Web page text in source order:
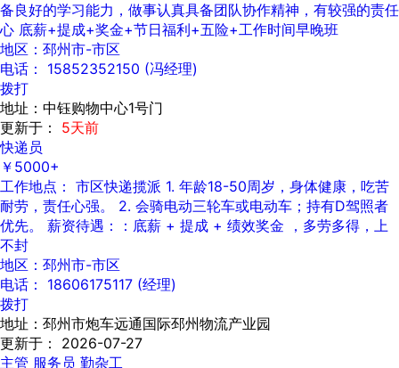
备良好的学习能力，做事认真具备团队协作精神，有较强的责任
心 底薪+提成+奖金+节日福利+五险+工作时间早晚班
地区：邳州市-市区
电话： 15852352150 (冯经理)
拨打
地址：中钰购物中心1号门
更新于： 5天前
快递员
￥5000+
工作地点： 市区快递揽派 1. 年龄18-50周岁，身体健康，吃苦
耐劳，责任心强。 2. 会骑电动三轮车或电动车；持有D驾照者
优先。 薪资待遇：：底薪 + 提成 + 绩效奖金 ，多劳多得，上
不封
地区：邳州市-市区
电话： 18606175117 (经理)
拨打
地址：邳州市炮车远通国际邳州物流产业园
更新于： 2026-07-27
主管 服务员 勤杂工